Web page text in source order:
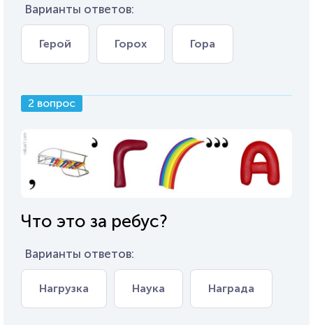
Варианты ответов:
Герой Горох Гора
2 вопрос
Что это за ребус?
Варианты ответов:
Нагрузка Наука Награда